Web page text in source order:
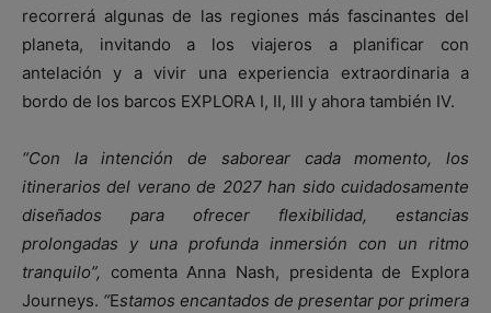
recorrerá algunas de las regiones más fascinantes del
planeta, invitando a los viajeros a planificar con
antelación y a vivir una experiencia extraordinaria a
bordo de los barcos EXPLORA I, II, III y ahora también IV.
“Con la intención de saborear cada momento, los
itinerarios del verano de 2027 han sido cuidadosamente
diseñados para ofrecer flexibilidad, estancias
prolongadas y una profunda inmersión con un ritmo
tranquilo”, comenta Anna Nash, presidenta de Explora
Journeys. “Estamos encantados de presentar por primera